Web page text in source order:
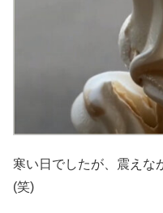
寒い日でしたが、震えな
(笑)